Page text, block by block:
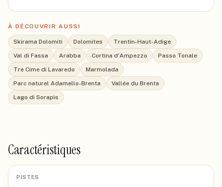
À DÉCOUVRIR AUSSI
Skirama Dolomiti Dolomites
Trentin-Haut-Adige
Val di Fassa
Arabba Cortina d'Ampezzo
Passo Tonale
Tre Cime di Lavaredo
Marmolada
Parc naturel Adamello-Brenta
Vallée du Brenta
Lago di Sorapis
Caractéristiques
PISTES